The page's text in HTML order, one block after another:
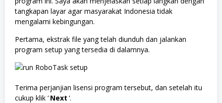
tangkapan layar agar masyarakat Indonesia tidak
mengalami kebingungan.
Pertama, ekstrak file yang telah diunduh dan jalankan
program setup yang tersedia di dalamnya.
Terima perjanjian lisensi program tersebut, dan setelah itu
cukup klik ‘ Next ‘.